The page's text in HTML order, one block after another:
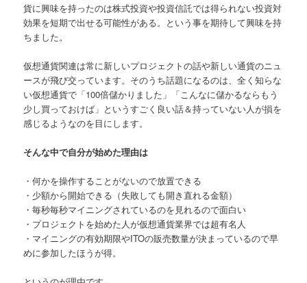
貨に興味を持ったのは株式投資や投資信託では得られない投資対
効果を短期で出せる可能性がある。という事を期待して興味を持
ちました。
仮想通貨関連は常に新しいプロジェクトの話や新しい通貨のニュ
ースが飛び交っています。そのうち話題になるのは、全く知らな
い仮想通貨で「100倍儲かりました」「こんなに儲かるならもう
少し買っておけば」というすごく良い話＆持っていない人が損を
感じるようなのを目にします。
そんな中で自分が始めた理由は
・何かを操作することがないので放置できる
・少額から開始できる（失敗しても開き直れる金額）
・毎秒毎秒マイニングされているのを見れるので面白い
・プロジェクトを始めた人が仮想通貨業界では超有名人
・マイニングの有効期限やITOの販売数量が決まっているので早
めに参加したほうが得。